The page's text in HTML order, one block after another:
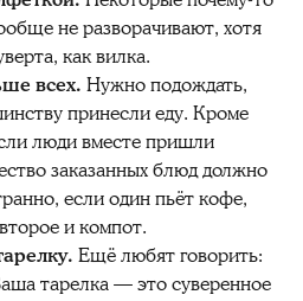
не разворачивают, хотя
как вилка.
всех. Нужно подождать,
принесли еду. Кроме
люди вместе пришли
заказанных блюд должно
если один пьёт кофе,
и компот.
Ещё любят говорить:
тарелка — это суверенное